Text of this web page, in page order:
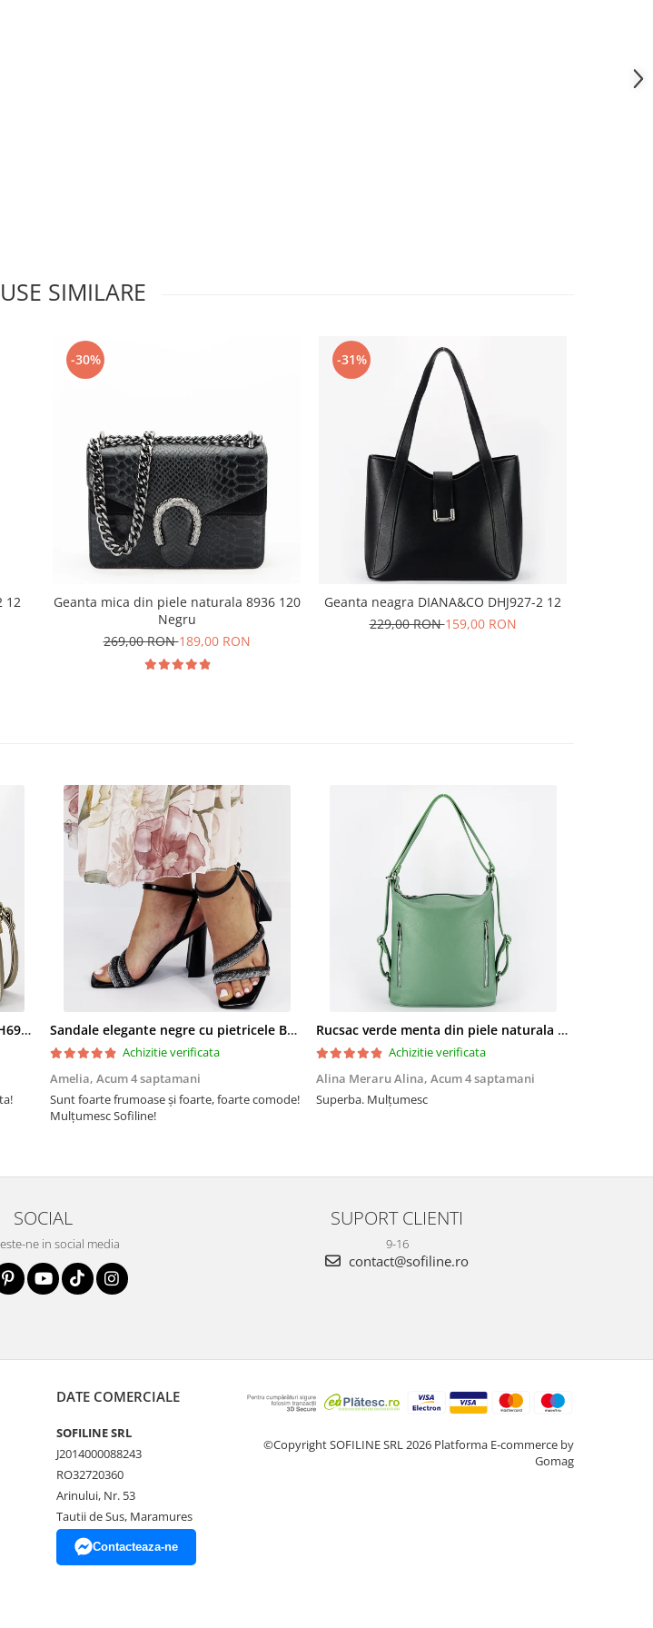
SIMILARE
12
-30%
Geanta mica din piele naturala 8936 120
Negru
269,00 RON189,00 RON
-31%
Geanta neagra DIANA&CO DHJ927-2 12
229,00 RON159,00 RON
Geanta aurie mica Flora&CO Paris H6930 16 Sandale elegante negre cu pietricele BZF8778 M12
Achizitie verificata
Amelia, Acum 4 saptamani
Sunt foarte frumoase şi foarte, foarte comode!
Mulţumesc Sofiline!
Rucsac verde menta din piele naturala 2 in 1 Lucia 121
Achizitie verificata
Alina Meraru Alina, Acum 4 saptamani
Superba. Mulțumesc
SOCIAL
ne in social media
SUPORT CLIENTI
9-16
contact@sofiline.ro
DATE COMERCIALE
SOFILINE SRL
J2014000088243
RO32720360
Arinului, Nr. 53
Tautii de Sus, Maramures
Contacteaza-ne
©Copyright SOFILINE SRL 2026 Platforma E-commerce by
Gomag